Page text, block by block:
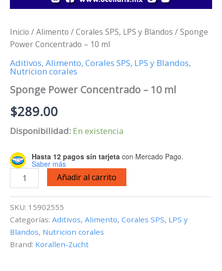
Inicio /Alimento /Corales SPS, LPS y Blandos / Sponge
Power Concentrado – 10 ml
Aditivos, Alimento, Corales SPS, LPS y Blandos,
Nutricion corales
Sponge Power Concentrado – 10 ml
$289.00
Disponibilidad: En existencia
Hasta 12 pagos sin tarjeta con Mercado Pago.
Saber más
Power
10
ml
cantidad
Añadir al carrito
SKU: 15902555
Categorías: Aditivos, Alimento, Corales SPS, LPS y
Blandos, Nutricion corales
Brand: Korallen-Zucht